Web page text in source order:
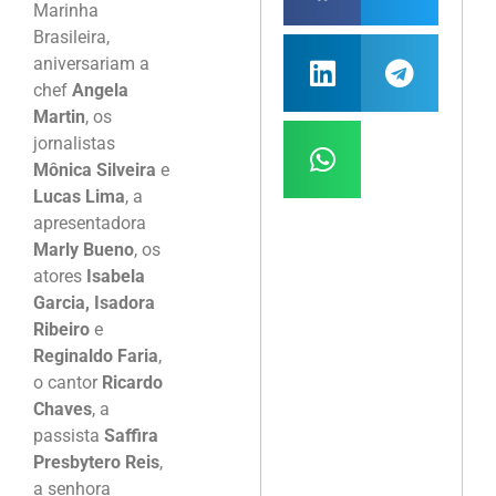
Marinha
Brasileira,
aniversariam a
chef Angela
Martin, os
jornalistas
Mônica Silveira e
Lucas Lima, a
apresentadora
Marly Bueno, os
atores Isabela
Garcia, Isadora
Ribeiro e
Reginaldo Faria,
o cantor Ricardo
Chaves, a
passista Saffira
Presbytero Reis,
a senhora